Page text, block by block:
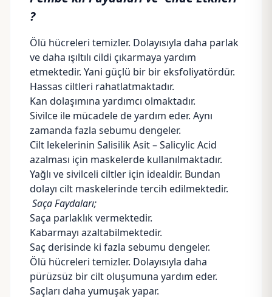
?
Ölü hücreleri temizler. Dolayısıyla daha parlak
ve daha ışıltılı cildi çıkarmaya yardım
etmektedir. Yani güçlü bir bir eksfoliyatördür.
Hassas ciltleri rahatlatmaktadır.
Kan dolaşımına yardımcı olmaktadır.
Sivilce ile mücadele de yardım eder. Aynı
zamanda fazla sebumu dengeler.
Cilt lekelerinin Salisilik Asit – Salicylic Acid
azalması için maskelerde kullanılmaktadır.
Yağlı ve sivilceli ciltler için idealdir. Bundan
dolayı cilt maskelerinde tercih edilmektedir.
Saça Faydaları;
Saça parlaklık vermektedir.
Kabarmayı azaltabilmektedir.
Saç derisinde ki fazla sebumu dengeler.
Ölü hücreleri temizler. Dolayısıyla daha
pürüzsüz bir cilt oluşumuna yardım eder.
Saçları daha yumuşak yapar.